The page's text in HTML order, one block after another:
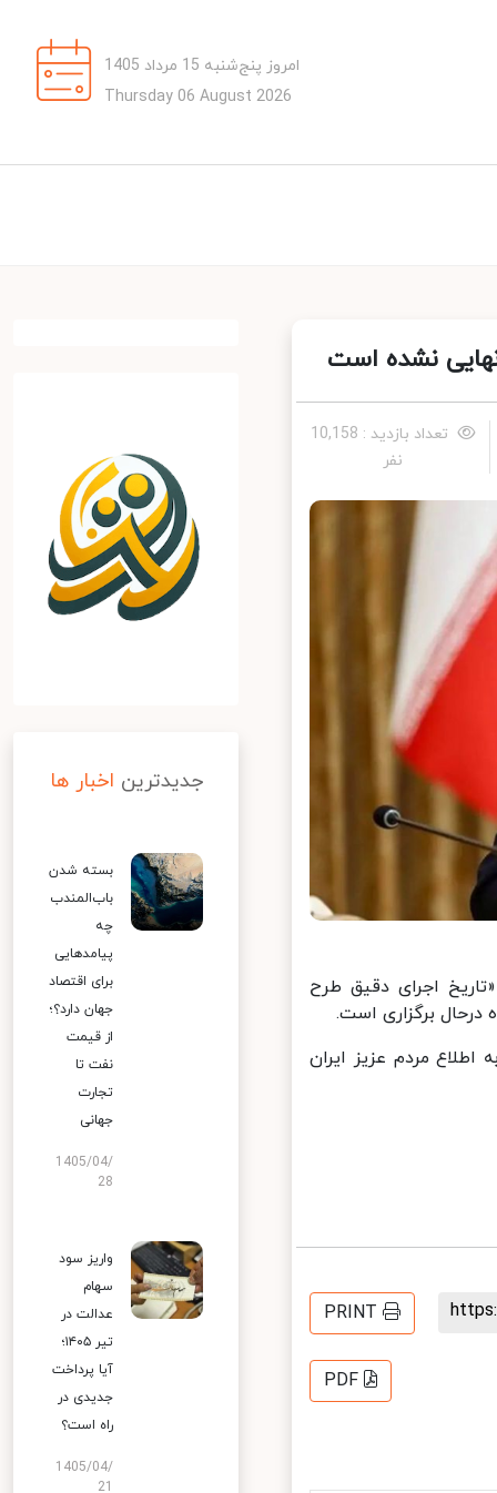
امروز پنج‌شنبه 15 مرداد 1405
Thursday 06 August 2026
نشده است
تعداد بازدید : 10,158
نفر
اجرای دقیق طرح
برگزاری است.
مردم عزیز ایران
PRINT
PDF
جدیدترین اخبار ها
بسته شدن
باب‌المندب
چه
پیامدهایی
برای اقتصاد
جهان دارد؟؛
از قیمت
نفت تا
تجارت
جهانی
1405/04/
28
واریز سود
سهام
عدالت در
تیر ۱۴۰۵؛
آیا پرداخت
جدیدی در
راه است؟
1405/04/